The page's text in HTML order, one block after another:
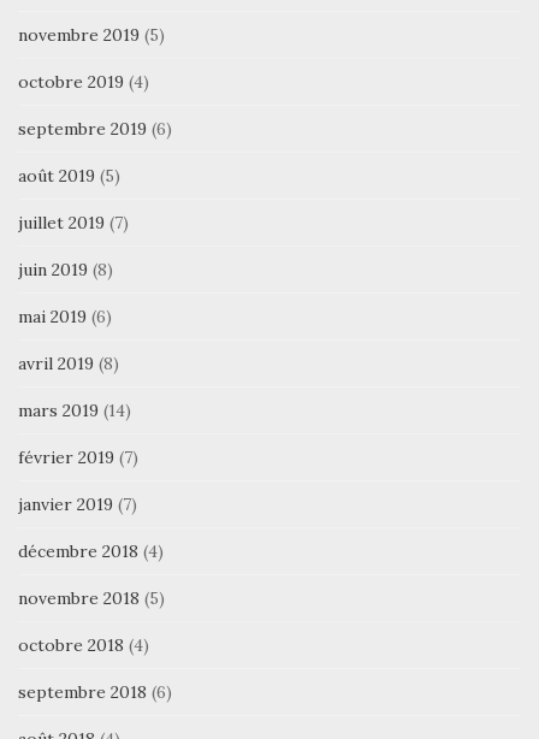
novembre 2019 (5)
octobre 2019 (4)
septembre 2019 (6)
août 2019 (5)
juillet 2019 (7)
juin 2019 (8)
mai 2019 (6)
avril 2019 (8)
mars 2019 (14)
février 2019 (7)
janvier 2019 (7)
décembre 2018 (4)
novembre 2018 (5)
octobre 2018 (4)
septembre 2018 (6)